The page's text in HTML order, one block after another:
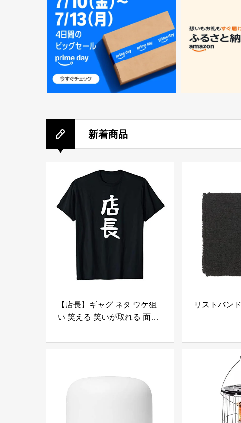
新着商品
【店長】ギャグ ネタ ウケ狙
い 笑える 笑いが取れる 面白
リストバンド